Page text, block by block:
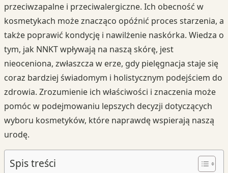
przeciwzapalne i przeciwalergiczne. Ich obecność w
kosmetykach może znacząco opóźnić proces starzenia, a
także poprawić kondycję i nawilżenie naskórka. Wiedza o
tym, jak NNKT wpływają na naszą skórę, jest
nieoceniona, zwłaszcza w erze, gdy pielęgnacja staje się
coraz bardziej świadomym i holistycznym podejściem do
zdrowia. Zrozumienie ich właściwości i znaczenia może
pomóc w podejmowaniu lepszych decyzji dotyczących
wyboru kosmetyków, które naprawdę wspierają naszą
urodę.
Spis treści